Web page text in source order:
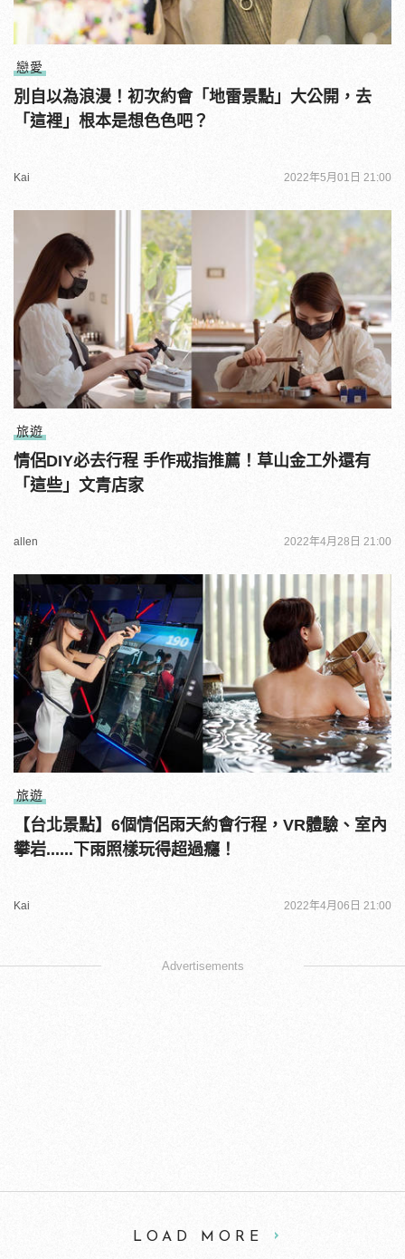
戀愛
別自以為浪漫！初次約會「地雷景點」大公開，去
「這裡」根本是想色色吧？
Kai 2022年5月01日 21:00
旅遊
情侶DIY必去行程 手作戒指推薦！草山金工外還有
「這些」文青店家
allen 2022年4月28日 21:00
旅遊
【台北景點】6個情侶雨天約會行程，VR體驗、室內
攀岩......下雨照樣玩得超過癮！
Kai 2022年4月06日 21:00
Advertisements
LOAD MORE